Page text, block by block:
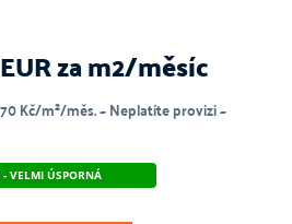
EUR za m2/měsíc
Kč/m²/měs. ~ Neplatíte provizi ~
- VELMI ÚSPORNÁ